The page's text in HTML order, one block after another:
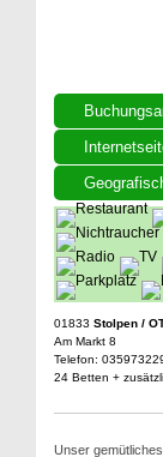
01833 Stolpen /
Am Markt 8
Telefon:
24 Betten +
Unser